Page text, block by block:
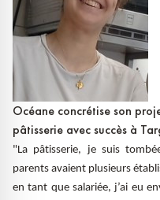
Océane concrétise son
pâtisserie avec succès à
"La pâtisserie, je suis
parents avaient plusieurs
en tant que salariée, j’ai eu